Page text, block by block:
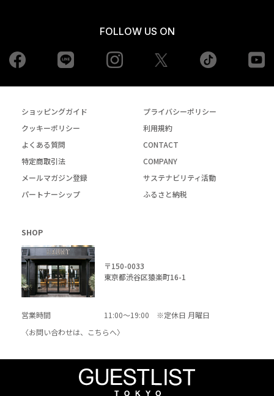
FOLLOW US ON
Facebook Instagram tiktok
ショッピングガイド
プライバシーポリシー
クッキーポリシー
利用規約
よくある質問
CONTACT
特定商取引法
COMPANY
メールマガジン登録
サステナビリティ活動
パートナーシップ
ふるさと納税
SHOP
〒150-0033
東京都渋谷区猿楽町16-1
営業時間
11:00～19:00 ※定休日 月曜日
〈お問い合わせは、
こちらへ〉